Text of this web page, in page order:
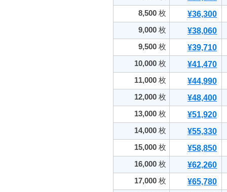
8,500 枚
¥36,300
9,000 枚
¥38,060
9,500 枚
¥39,710
10,000 枚
¥41,470
11,000 枚
¥44,990
12,000 枚
¥48,400
13,000 枚
¥51,920
14,000 枚
¥55,330
15,000 枚
¥58,850
16,000 枚
¥62,260
17,000 枚
¥65,780